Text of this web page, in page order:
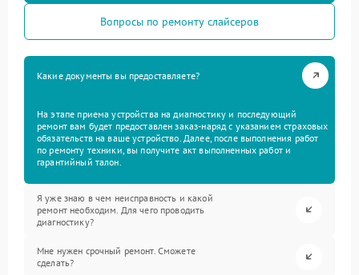
Вопросы по ремонту слайсеров
Какие документы вы предоставляете?
На этапе приема устройства на диагностику и последующий
ремонт вам будет предоставлен заказ-наряд с указанием страховых
обязательств на ваше устройство. Далее, после выполнения работ
по ремонту техники, вы получите акт выполненных работ и
гарантийный талон.
Я уже знаю в чем неисправность и какой
ремонт необходим. Для чего проводить
диагностику?
Мне нужен срочный ремонт. Сможете
сделать?